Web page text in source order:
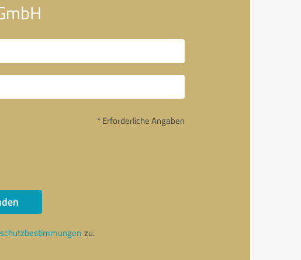
* Erforderliche Angaben
zu.